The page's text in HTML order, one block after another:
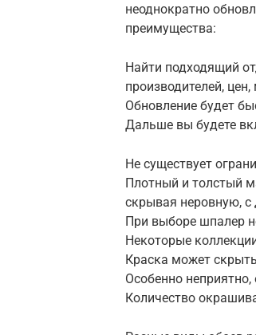
неоднократно
преимущества:
Найти подходящий
производителей,
Обновление будет
Дальше вы будете
Не существует
Плотный и толстый
скрывая неровную, с
При выборе шпалер
Некоторые
Краска может
Особенно
Количество